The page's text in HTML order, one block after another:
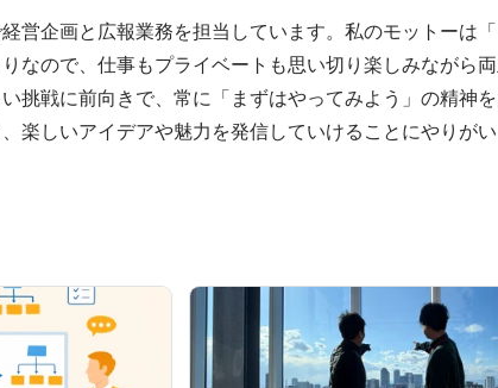
営企画と広報業務を担当しています。私のモットーは
なので、仕事もプライベートも思い切り楽しみながら
挑戦に前向きで、常に「まずはやってみよう」の精神
楽しいアイデアや魅力を発信していけることにやりが